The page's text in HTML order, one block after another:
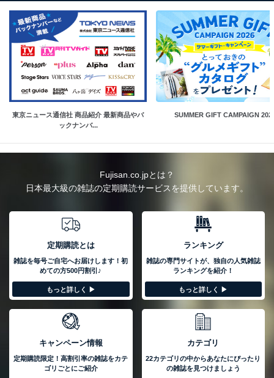
東京ニュース通信社 商品紹介 最新商品やバ
ックナンバ...
SUMMER GIFT CAMPAIGN
Fujisan.co.jpとは？
日本最大級の雑誌の定期購読サービスを提供しています。
定期購読とは
雑誌を毎号ご自宅へお届けします！初
めての方500円割引♪
もっと詳しく ▶︎
ランキング
雑誌の専門サイトが、独自の人気雑誌
ランキングを紹介！
もっと詳しく ▶︎
キャンペーン情報
定期購読限定！高割引率の雑誌をカテ
ゴリごとにご紹介
カテゴリ
22カテゴリの中からあなたにぴったり
の雑誌を見つけましょう